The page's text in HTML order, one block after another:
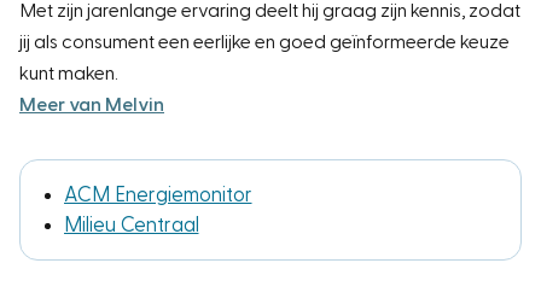
Met zijn jarenlange ervaring deelt hij graag zijn kennis, zodat
jij als consument een eerlijke en goed geïnformeerde keuze
kunt maken.
Meer van Melvin
ACM Energiemonitor
Milieu Centraal